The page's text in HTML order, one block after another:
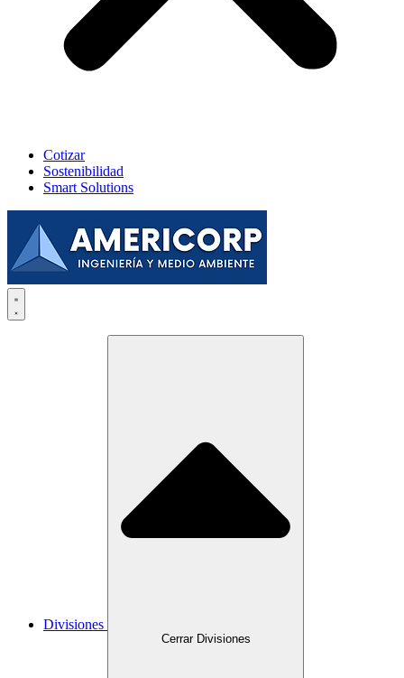
Cotizar
Sostenibilidad
Smart Solutions
Divisiones
Cerrar Divisiones